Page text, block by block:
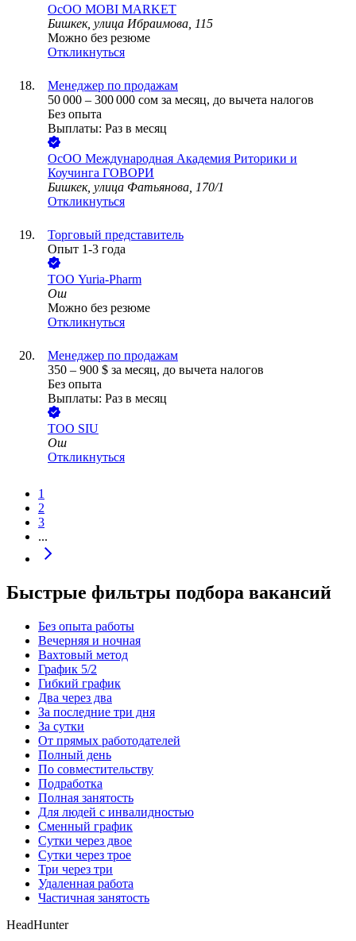
ОсОО MOBI MARKET
Бишкек, улица Ибраимова, 115
Можно без резюме
Откликнуться
Менеджер по продажам
50 000 – 300 000 сом за месяц, до вычета налогов
Без опыта
Выплаты: Раз в месяц
ОсОО Международная Академия Риторики и
Коучинга ГОВОРИ
Бишкек, улица Фатьянова, 170/1
Откликнуться
Торговый представитель
Опыт 1-3 года
ТОО Yuria-Pharm
Ош
Можно без резюме
Откликнуться
Менеджер по продажам
350 – 900 $ за месяц, до вычета налогов
Без опыта
Выплаты: Раз в месяц
ТОО SIU
Ош
Откликнуться
1
2
3
...
Быстрые фильтры подбора вакансий
Без опыта работы
Вечерняя и ночная
Вахтовый метод
График 5/2
Гибкий график
Два через два
За последние три дня
За сутки
От прямых работодателей
Полный день
По совместительству
Подработка
Полная занятость
Для людей с инвалидностью
Сменный график
Сутки через двое
Сутки через трое
Три через три
Удаленная работа
Частичная занятость
HeadHunter